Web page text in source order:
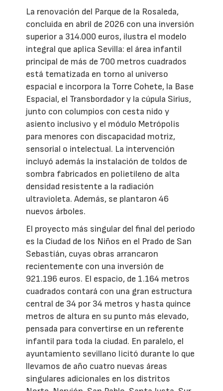
La renovación del Parque de la Rosaleda,
concluida en abril de 2026 con una inversión
superior a 314.000 euros, ilustra el modelo
integral que aplica Sevilla: el área infantil
principal de más de 700 metros cuadrados
está tematizada en torno al universo
espacial e incorpora la Torre Cohete, la Base
Espacial, el Transbordador y la cúpula Sirius,
junto con columpios con cesta nido y
asiento inclusivo y el módulo Metrópolis
para menores con discapacidad motriz,
sensorial o intelectual. La intervención
incluyó además la instalación de toldos de
sombra fabricados en polietileno de alta
densidad resistente a la radiación
ultravioleta. Además, se plantaron 46
nuevos árboles.
El proyecto más singular del final del periodo
es la Ciudad de los Niños en el Prado de San
Sebastián, cuyas obras arrancaron
recientemente con una inversión de
921.196 euros. El espacio, de 1.164 metros
cuadrados contará con una gran estructura
central de 34 por 34 metros y hasta quince
metros de altura en su punto más elevado,
pensada para convertirse en un referente
infantil para toda la ciudad. En paralelo, el
ayuntamiento sevillano licitó durante lo que
llevamos de año cuatro nuevas áreas
singulares adicionales en los distritos